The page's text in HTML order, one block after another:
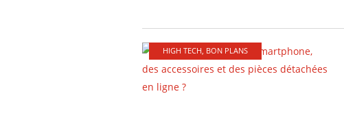
HIGH TECH, BON PLANS